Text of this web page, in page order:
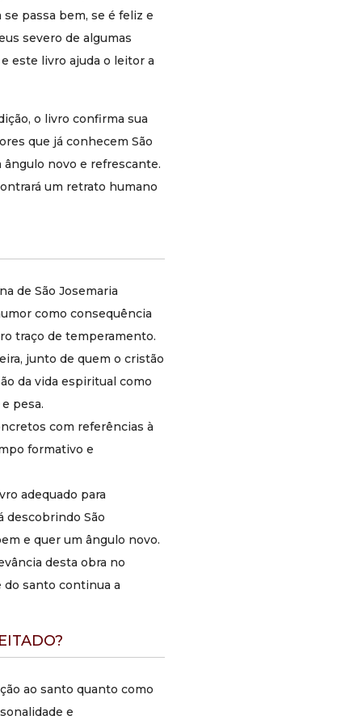
do santo continua a alcançar e a mover
Como este produto pode ser aproveitado?
aprofundamento de um aspecto específico de
pocket permite uma leitura rápida e revisitada,
adequada para quem tem pouco tempo mas
quer formação de qualidade.
especialmente útil porque aborda um traço que
próximo. Como presente, é uma sugestão leve,
acessível e com conteúdo formativo genuíno,
adequada para diversas ocasiões, incluindo a
festa de São Josemaria em 26 de junho.
Para quem este produto é indicado
e atraente, especialmente leitores que se
aproximam do santo pela primeira vez e
também indicado para quem já o conhece e
quer aprofundar a compreensão de sua alegria
Para leitores que resistem a imagens de santos
severos e distantes, este livro é um antídoto
circunstâncias favoráveis. Adequado para adultos
e jovens com maturidade de leitura.
Informações do produto
passa bem, se é feliz e
severo de algumas
este livro ajuda o leitor a
o livro confirma sua
que já conhecem São
novo e refrescante.
um retrato humano
de São Josemaria
como consequência
traço de temperamento.
junto de quem o cristão
da vida espiritual como
pesa.
com referências à
formativo e
adequado para
descobrindo São
e quer um ângulo novo.
desta obra no
do santo continua a
ao santo quanto como
e